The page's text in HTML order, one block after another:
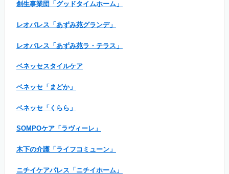
創生事業団「グッドタイムホーム」
レオパレス「あずみ苑グランデ」
レオパレス「あずみ苑ラ・テラス」
ベネッセスタイルケア
ベネッセ「まどか」
ベネッセ「くらら」
SOMPOケア「ラヴィーレ」
木下の介護「ライフコミューン」
ニチイケアパレス「ニチイホーム」